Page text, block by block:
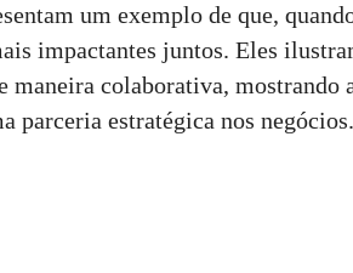
um exemplo de que,
impactantes juntos. Eles
maneira colaborativa, mostrando
parceria estratégica nos negócios.